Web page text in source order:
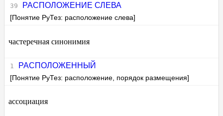
РАСПОЛОЖЕНИЕ СЛЕВА
[Понятие РуТез: расположение слева]
частеречная синонимия
РАСПОЛОЖЕННЫЙ
[Понятие РуТез: расположение, порядок размещения]
ассоциация